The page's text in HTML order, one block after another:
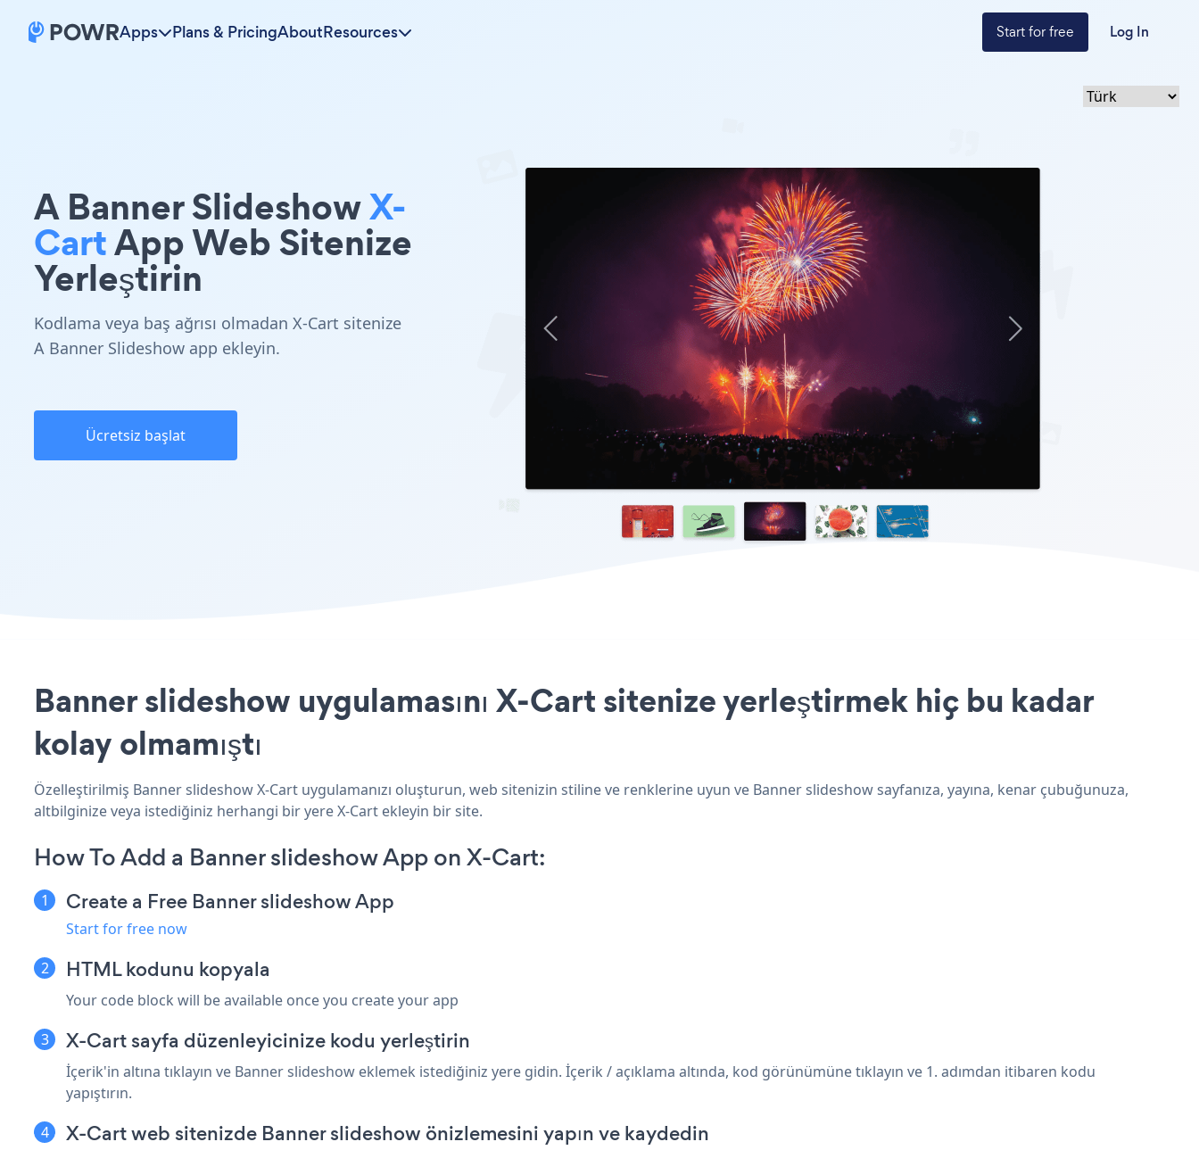
Apps Plans & PricingAboutResources Start for free Log In
A Banner SlideshowX-
CartApp Web Sitenize
Yerleştirin
Kodlama veya baş ağrısı olmadan X-Cart sitenize
A Banner Slideshow app ekleyin.
Ücretsiz başlat
Banner slideshow uygulamasını X-Cart sitenize yerleştirmek hiç bu kadar
kolay olmamıştı
Özelleştirilmiş Banner slideshow X-Cart uygulamanızı oluşturun, web sitenizin stiline ve renklerine uyun ve Banner slideshow sayfanıza, yayına, kenar çubuğunuza,
altbilginize veya istediğiniz herhangi bir yere X-Cart ekleyin bir site.
How To Add a Banner slideshow App on X-Cart:
Create a Free Banner slideshow App
Start for free now
HTML kodunu kopyala
Your code block will be available once you create your app
X-Cart sayfa düzenleyicinize kodu yerleştirin
İçerik'in altına tıklayın ve Banner slideshow eklemek istediğiniz yere gidin. İçerik / açıklama altında, kod görünümüne tıklayın ve 1. adımdan itibaren kodu
yapıştırın.
X-Cart web sitenizde Banner slideshow önizlemesini yapın ve kaydedin